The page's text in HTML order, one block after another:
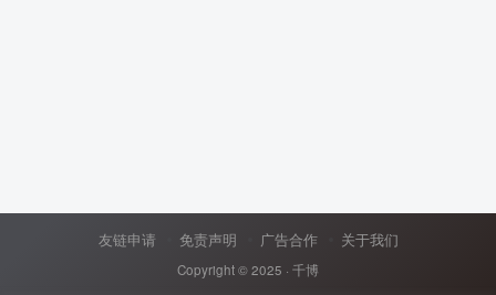
友链申请 免责声明 广告合作 关于我们
Copyright © 2025 · 千博